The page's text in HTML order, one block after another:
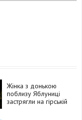
Жінка з донькою
поблизу Яблуниці
застрягли на гірській